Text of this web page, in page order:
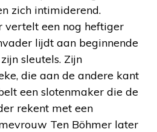
zich intimiderend.
vertelt een nog heftiger
lijdt aan beginnende
sleutels. Zijn
die aan de andere kant
een slotenmaker die de
rekent met een
Ten Böhmer later